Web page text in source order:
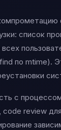
список
по mtime).
с
code review